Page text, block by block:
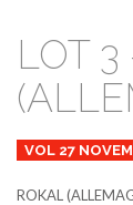
LOT 3
VOL 27
ROKAL